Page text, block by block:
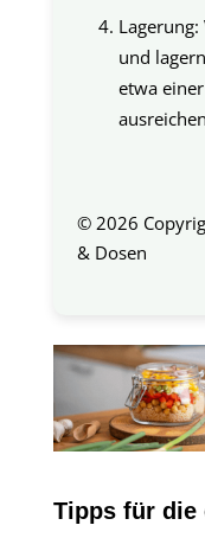
Lagerung:
und
etwa
© 2026
& Dosen
Tipps für die